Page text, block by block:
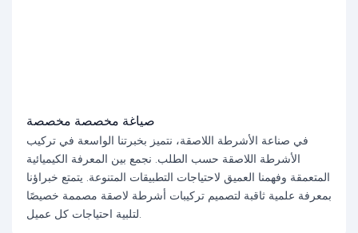
صياغة مخصصة مخصصة
في صناعة الأشرطة اللاصقة، نتميز بخبرتنا الواسعة في تركيب
الأشرطة اللاصقة حسب الطلب. نجمع بين المعرفة الكيميائية
المتعمقة وفهمنا العميق لاحتياجات التطبيقات المتنوعة. يتمتع خبراؤنا
بمعرفة علمية ثاقبة لتصميم تركيبات أشرطة لاصقة مصممة خصيصًا
لتلبية احتياجات كل عميل.